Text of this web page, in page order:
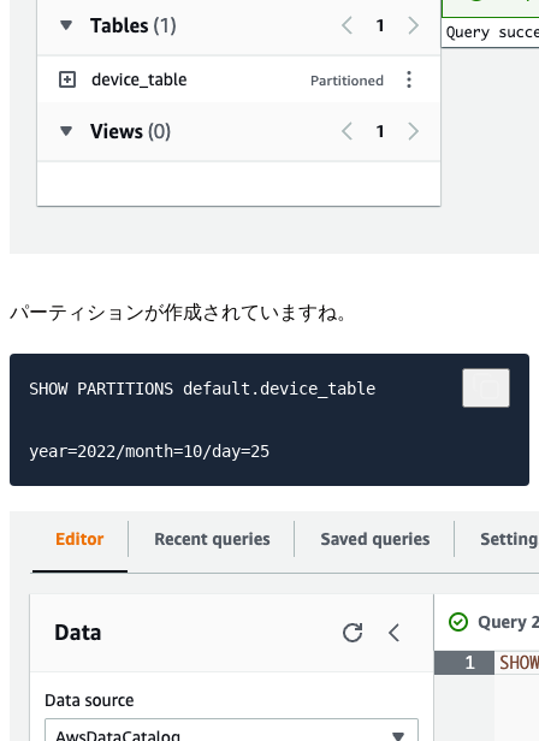
パーティションが作成されていますね。
SHOW PARTITIONS default.device_table